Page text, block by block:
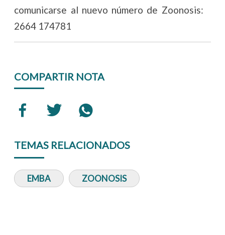
comunicarse al nuevo número de Zoonosis:
2664 174781
COMPARTIR NOTA
TEMAS RELACIONADOS
EMBA ZOONOSIS